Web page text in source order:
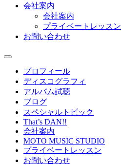
会社案内
会社案内
プライベートレッスン
お問い合わせ
プロフィール
ディスコグラフィ
アルバム試聴
ブログ
スペシャルトピック
That’s DAN!!
会社案内
MOTO MUSIC STUDIO
プライベートレッスン
お問い合わせ